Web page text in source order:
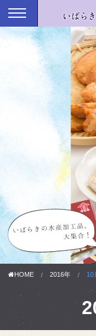
HOME 2016年 10